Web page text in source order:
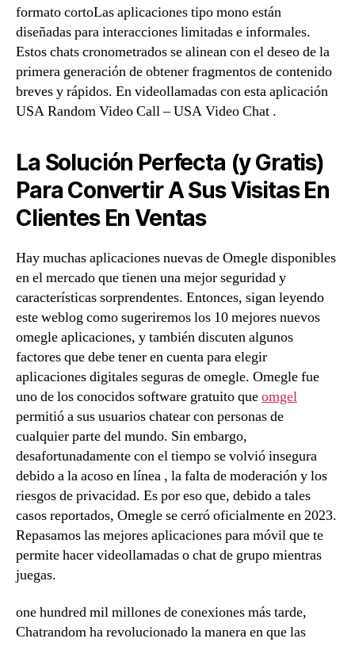
formato cortoLas aplicaciones tipo mono están
diseñadas para interacciones limitadas e informales.
Estos chats cronometrados se alinean con el deseo de la
primera generación de obtener fragmentos de contenido
breves y rápidos. En videollamadas con esta aplicación
USA Random Video Call – USA Video Chat .
La Solución Perfecta (y Gratis)
Para Convertir A Sus Visitas En
Clientes En Ventas
Hay muchas aplicaciones nuevas de Omegle disponibles
en el mercado que tienen una mejor seguridad y
características sorprendentes. Entonces, sigan leyendo
este weblog como sugeriremos los 10 mejores nuevos
omegle aplicaciones, y también discuten algunos
factores que debe tener en cuenta para elegir
aplicaciones digitales seguras de omegle. Omegle fue
uno de los conocidos software gratuito queomgel
permitió a sus usuarios chatear con personas de
cualquier parte del mundo. Sin embargo,
desafortunadamente con el tiempo se volvió insegura
debido a la acoso en línea , la falta de moderación y los
riesgos de privacidad. Es por eso que, debido a tales
casos reportados, Omegle se cerró oficialmente en 2023.
Repasamos las mejores aplicaciones para móvil que te
permite hacer videollamadas o chat de grupo mientras
juegas.
one hundred mil millones de conexiones más tarde,
Chatrandom ha revolucionado la manera en que las